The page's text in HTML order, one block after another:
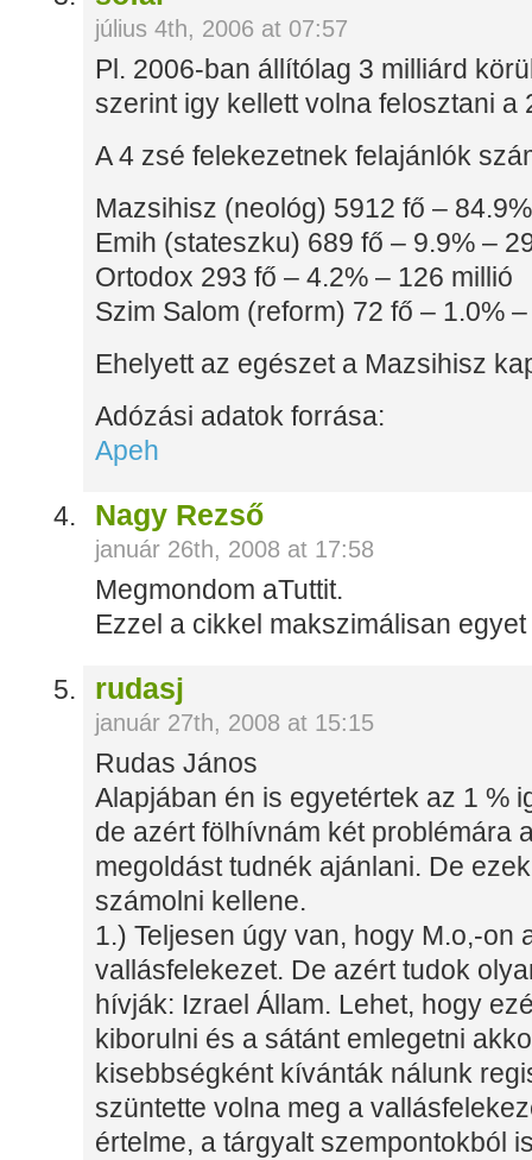
július 4th, 2006 at 07:57
Pl. 2006-ban állítólag 3 milliárd
szerint igy kellett volna felosztani a
A 4 zsé felekezetnek felajánlók
Mazsihisz (neológ) 5912 fő –
Emih (stateszku) 689 fő – 9.9% –
Ortodox 293 fő – 4.2% – 126 millió
Szim Salom (reform) 72 fő – 1.0%
Ehelyett az egészet a Mazsihisz
Adózási adatok forrása:
Apeh
Nagy Rezső
január 26th, 2008 at 17:58
Megmondom aTuttit.
Ezzel a cikkel makszimálisan
rudasj
január 27th, 2008 at 15:15
Rudas János
Alapjában én is egyetértek az 1 %
de azért fölhívnám két problémára
megoldást tudnék ajánlani. De
számolni kellene.
1.) Teljesen úgy van, hogy M.o,-on
vallásfelekezet. De azért tudok
hívják: Izrael Állam. Lehet, hogy
kiborulni és a sátánt emlegetni
kisebbségként kívánták nálunk
szüntette volna meg a
értelme, a tárgyalt szempontokból